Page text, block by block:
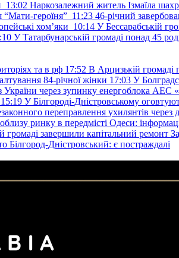
13:02 Наркозалежний житель Ізмаїла
“Мати-героїня” 11:23 46-річний
хом’яки 10:14 У Бессарабській
У Татарбунарській громаді понад 45
та в рф 17:52 В Арцизькій громаді
84-річної жінки 17:03 У
України через зупинку енергоблока АЕС
15:19 У Білгороді-Дністровському
переправлення ухилянтів через
ринку в передмісті Одеси:
громаді завершили капітальний ремонт
Білгород-Дністровський: є постраждалі